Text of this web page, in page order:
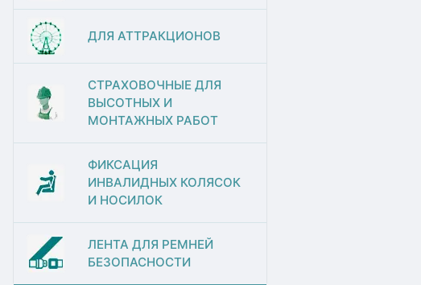
ДЛЯ АТТРАКЦИОНОВ
СТРАХОВОЧНЫЕ ДЛЯ
ВЫСОТНЫХ И
МОНТАЖНЫХ РАБОТ
ФИКСАЦИЯ
ИНВАЛИДНЫХ КОЛЯСОК
И НОСИЛОК
ЛЕНТА ДЛЯ РЕМНЕЙ
БЕЗОПАСНОСТИ